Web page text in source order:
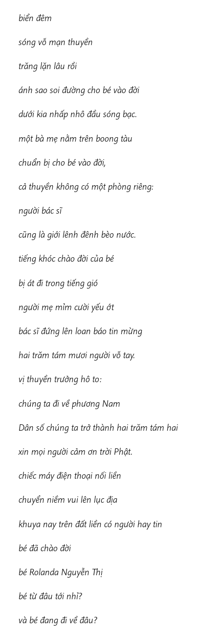
biển đêm
sóng vỗ mạn thuyền
trăng lặn lâu rồi
ánh sao soi đường cho bé vào đời
dưới kia nhấp nhô đầu sóng bạc.
một bà mẹ nằm trên boong tàu
chuẩn bị cho bé vào đời,
cả thuyền không có một phòng riêng:
người bác sĩ
cũng là giới lênh đênh bèo nước.
tiếng khóc chào đời của bé
bị át đi trong tiếng gió
người mẹ mỉm cười yếu ớt
bác sĩ đứng lên loan báo tin mừng
hai trăm tám mươi người vỗ tay.
vị thuyền trưởng hô to:
chúng ta đi về phương Nam
Dân số chúng ta trở thành hai trăm tám hai
xin mọi người cảm ơn trời Phật.
chiếc máy điện thoại nối liền
chuyển niềm vui lên lục địa
khuya nay trên đất liền có người hay tin
bé đã chào đời
bé Rolanda Nguyễn Thị
bé từ đâu tới nhỉ?
và bé đang đi về đâu?